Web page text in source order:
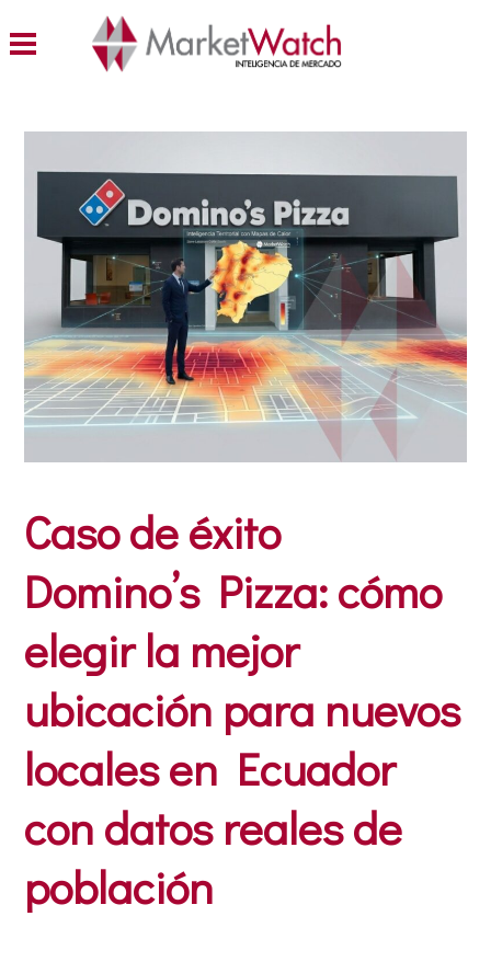
Caso de éxito
Domino’s Pizza: cómo
elegir la mejor
ubicación para nuevos
locales en Ecuador
con datos reales de
población